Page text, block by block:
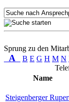
Sprung zu den
A B E G H M N
Name
Steigenberger